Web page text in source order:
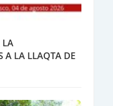
LA
A LA LLAQTA DE